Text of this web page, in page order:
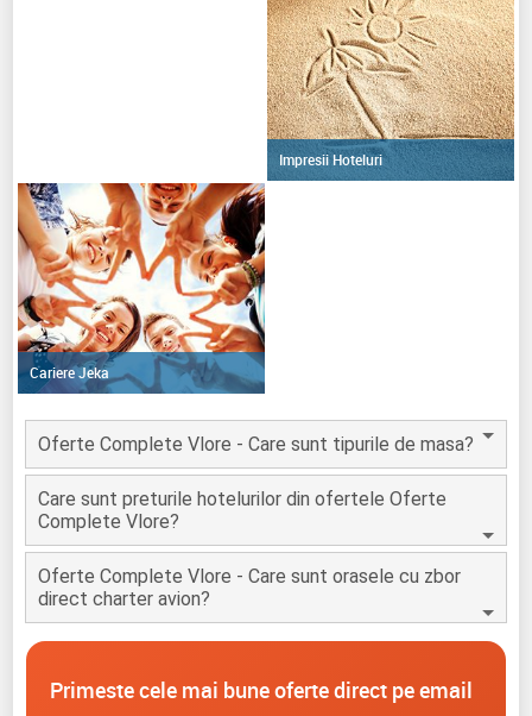
Impresii Hoteluri
Cariere Jeka
Oferte Complete Vlore - Care sunt tipurile de masa?
Care sunt preturile hotelurilor din ofertele Oferte
Complete Vlore?
Oferte Complete Vlore - Care sunt orasele cu zbor
direct charter avion?
Primeste cele mai bune oferte direct pe email